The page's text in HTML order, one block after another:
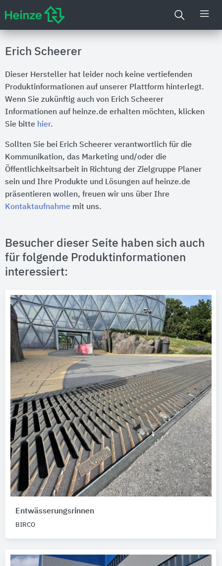
Erich Scheerer
Dieser Hersteller hat leider noch keine vertiefenden
Produktinformationen auf unserer Plattform hinterlegt.
Wenn Sie zukünftig auch von Erich Scheerer
Informationen auf heinze.de erhalten möchten, klicken
Sie bitte hier.
Sollten Sie bei Erich Scheerer verantwortlich für die
Kommunikation, das Marketing und/oder die
Öffentlichkeitsarbeit in Richtung der Zielgruppe Planer
sein und Ihre Produkte und Lösungen auf heinze.de
präsentieren wollen, freuen wir uns über Ihre
Kontaktaufnahme mit uns.
Besucher dieser Seite haben sich auch
für folgende Produktinformationen
interessiert:
Entwässerungsrinnen
BIRCO